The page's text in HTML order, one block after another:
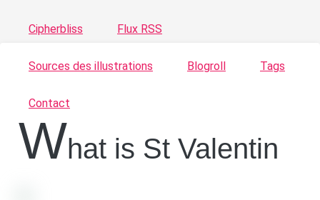
Cipherbliss Flux RSS
Sources des illustrations Blogroll Tags
Contact
What is St Valentin